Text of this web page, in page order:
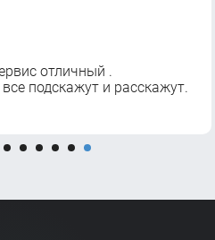
отличный .
подскажут и расскажут.